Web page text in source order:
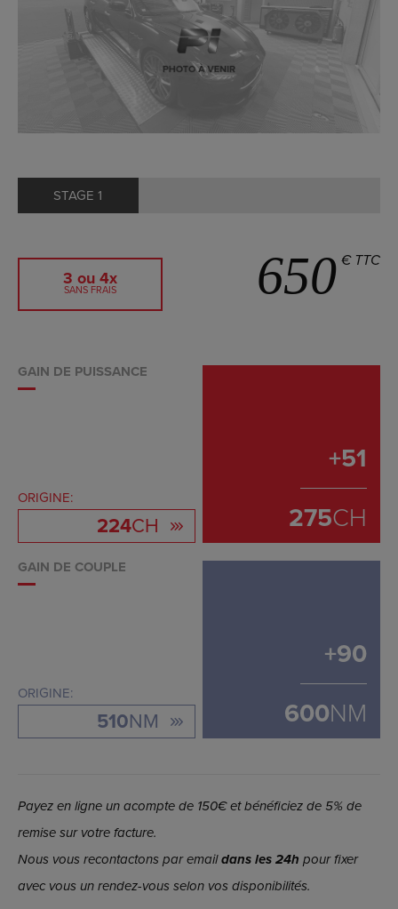
STAGE 1
3 ou 4x
SANS FRAIS 650 € TTC
GAIN DE PUISSANCE
ORIGINE:
224CH
+51
275CH
GAIN DE COUPLE
ORIGINE:
510NM
+90
600NM
Payez en ligne un acompte de 150€ et bénéficiez de 5% de
remise sur votre facture.
Nous vous recontactons par emaildans les 24h pour fixer
avec vous un rendez-vous selon vos disponibilités.